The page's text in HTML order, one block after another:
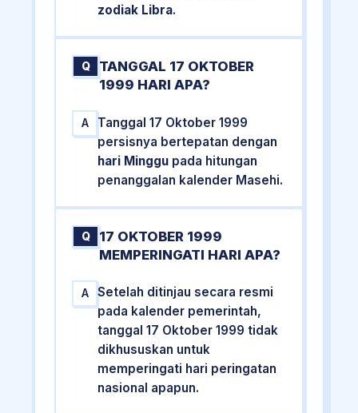
zodiak Libra.
Q
TANGGAL 17 OKTOBER
1999 HARI APA?
A
Tanggal 17 Oktober 1999
persisnya bertepatan dengan
hari Minggu pada hitungan
penanggalan kalender Masehi.
Q
17 OKTOBER 1999
MEMPERINGATI HARI APA?
A
Setelah ditinjau secara resmi
pada kalender pemerintah,
tanggal 17 Oktober 1999 tidak
dikhususkan untuk
memperingati hari peringatan
nasional apapun.